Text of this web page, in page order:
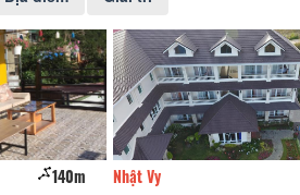
140m Nhật Vy